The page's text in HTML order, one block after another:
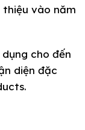
thiệu vào năm
cho đến
diện đặc